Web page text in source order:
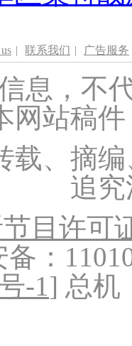
| 联系我们 | 广告服务
息，不
网站稿
载、摘
追
目许可
：
-1] 总机